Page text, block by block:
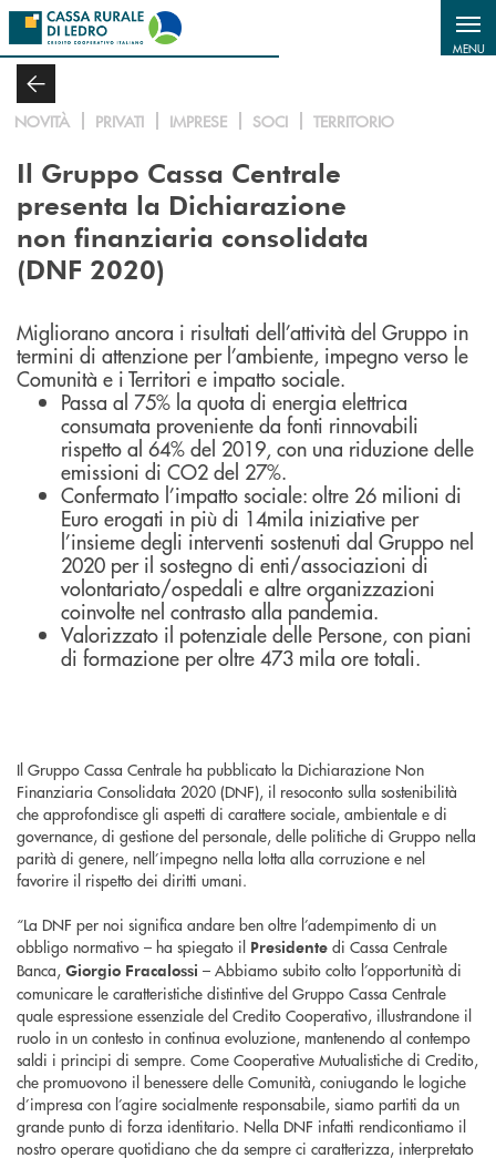
Salta al contenuto principale
MENU
NOVITÀ PRIVATI IMPRESE SOCI TERRITORIO
Il Gruppo Cassa Centrale
presenta la Dichiarazione
non finanziaria consolidata
(DNF 2020)
Migliorano ancora i risultati dell’attività del Gruppo in
termini di attenzione per l’ambiente, impegno verso le
Comunità e i Territori e impatto sociale.
Passa al 75% la quota di energia elettrica
consumata proveniente da fonti rinnovabili
rispetto al 64% del 2019, con una riduzione delle
emissioni di CO2 del 27%.
Confermato l’impatto sociale: oltre 26 milioni di
Euro erogati in più di 14mila iniziative per
l’insieme degli interventi sostenuti dal Gruppo nel
2020 per il sostegno di enti/associazioni di
volontariato/ospedali e altre organizzazioni
coinvolte nel contrasto alla pandemia.
Valorizzato il potenziale delle Persone, con piani
di formazione per oltre 473 mila ore totali.
Il Gruppo Cassa Centrale ha pubblicato la Dichiarazione Non
Finanziaria Consolidata 2020 (DNF), il resoconto sulla sostenibilità
che approfondisce gli aspetti di carattere sociale, ambientale e di
governance, di gestione del personale, delle politiche di Gruppo nella
parità di genere, nell’impegno nella lotta alla corruzione e nel
favorire il rispetto dei diritti umani.
“La DNF per noi significa andare ben oltre l’adempimento di un
obbligo normativo – ha spiegato il Presidente di Cassa Centrale
Banca, Giorgio Fracalossi – Abbiamo subito colto l’opportunità di
comunicare le caratteristiche distintive del Gruppo Cassa Centrale
quale espressione essenziale del Credito Cooperativo, illustrandone il
ruolo in un contesto in continua evoluzione, mantenendo al contempo
saldi i principi di sempre. Come Cooperative Mutualistiche di Credito,
che promuovono il benessere delle Comunità, coniugando le logiche
d’impresa con l’agire socialmente responsabile, siamo partiti da un
grande punto di forza identitario. Nella DNF infatti rendicontiamo il
nostro operare quotidiano che da sempre ci caratterizza, interpretato